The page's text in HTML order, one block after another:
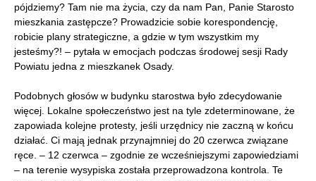
pójdziemy? Tam nie ma życia, czy da nam Pan, Panie Starosto
mieszkania zastępcze? Prowadzicie sobie korespondencję,
robicie plany strategiczne, a gdzie w tym wszystkim my
jesteśmy?! – pytała w emocjach podczas środowej sesji Rady
Powiatu jedna z mieszkanek Osady.
Podobnych głosów w budynku starostwa było zdecydowanie
więcej. Lokalne społeczeństwo jest na tyle zdeterminowane, że
zapowiada kolejne protesty, jeśli urzędnicy nie zaczną w końcu
działać. Ci mają jednak przynajmniej do 20 czerwca związane
ręce. – 12 czerwca – zgodnie ze wcześniejszymi zapowiedziami
– na terenie wysypiska została przeprowadzona kontrola. Te